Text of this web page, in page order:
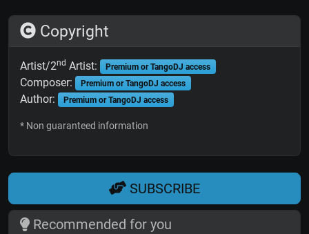
Copyright
Artist/2nd Artist: Premium or TangoDJ access
Composer: Premium or TangoDJ access
Author: Premium or TangoDJ access
* Non guaranteed information
SUBSCRIBE
Recommended for you